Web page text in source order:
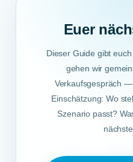
Euer
Dieser Guide gibt
gehen wir
Verkaufsgespräch
Einschätzung: Wo
Szenario passt?